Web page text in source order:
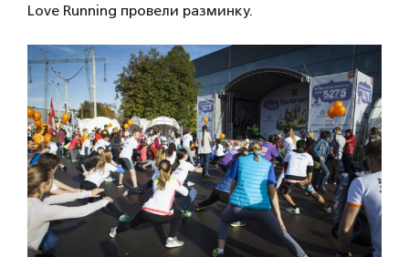
Love Running провели разминку.